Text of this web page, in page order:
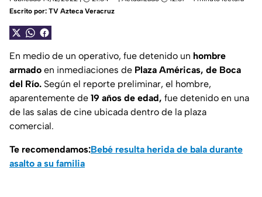
Escrito por: TV Azteca Veracruz
En medio de un operativo, fue detenido un hombre
armado en inmediaciones de Plaza Américas, de Boca
del Río. Según el reporte preliminar, el hombre,
aparentemente de 19 años de edad, fue detenido en una
de las salas de cine ubicada dentro de la plaza
comercial.
Te recomendamos:Bebé resulta herida de bala durante
asalto a su familia